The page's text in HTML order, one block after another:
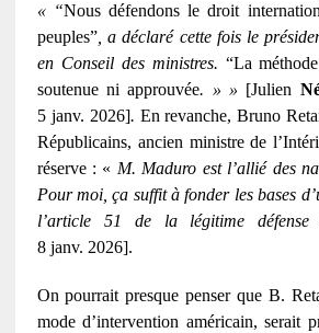
« “Nous défendons le droit
peuples”, a déclaré cette fois le
en Conseil des ministres. “La
soutenue ni approuvée. » » [Julien
5 janv. 2026]. En revanche, Bruno
Républicains, ancien ministre de
réserve : « M. Maduro est l’allié des
Pour moi, ça suffit à fonder les bases
l’article 51 de la légitime défense
8 janv. 2026].
On pourrait presque penser que B.
mode d’intervention américain, serait